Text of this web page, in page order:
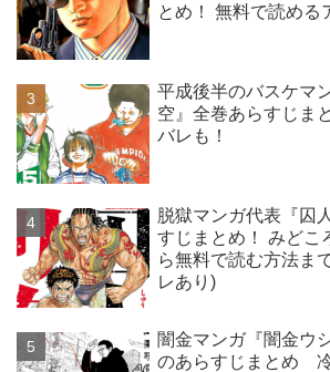
とめ！ 無料で読める
平成後半のバスケマ
空』全巻あらすじま
バレも！
脱獄マンガ代表『囚
すじまとめ！ みどこ
ら無料で読む方法ま
レあり)
闇金マンガ『闇金ウ
のあらすじまとめ